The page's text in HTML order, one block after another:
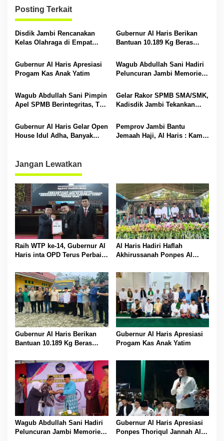
g
a
s
p
o
s
Posting Terkait
Disdik Jambi Rencanakan
Kelas Olahraga di Empat
Gubernur Al Haris Berikan
Bantuan 10.189 Kg Beras
Sarolangun
Gubernur Al Haris Apresiasi
Progam Kas Anak Yatim
Wagub Abdullah Sani Hadiri
Peluncuran Jambi Memories
Wagub Abdullah Sani Pimpin
Apel SPMB Berintegritas, Tak
Gelar Rakor SPMB SMA/SMK,
Kadisdik Jambi Tekankan
Gratifikasi
Gubernur Al Haris Gelar Open
House Idul Adha, Banyak
Pemprov Jambi Bantu
Jemaah Haji, Al Haris : Kami
Jangan Lewatkan
Raih WTP ke-14, Gubernur Al
Haris inta OPD Terus Perbaiki
Al Haris Hadiri Haflah
Akhirussanah Ponpes Al
Gubernur Al Haris Berikan
Bantuan 10.189 Kg Beras
Sarolangun
Gubernur Al Haris Apresiasi
Progam Kas Anak Yatim
Wagub Abdullah Sani Hadiri
Peluncuran Jambi Memories
Gubernur Al Haris Apresiasi
Ponpes Thoriqul Jannah Al-